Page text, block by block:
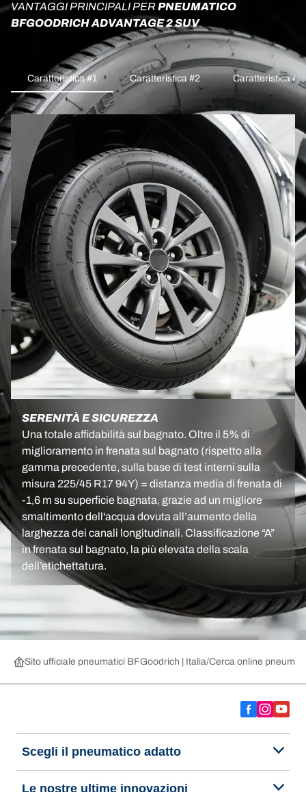
VANTAGGI PRINCIPALI PERPNEUMATICO
BFGOODRICH ADVANTAGE 2 SUV
Caratteristica #1 Caratteristica #2 Caratteristica #3
SERENITÀ E SICUREZZA
Una totale affidabilità sul bagnato. Oltre il 5% di
miglioramento in frenata sul bagnato (rispetto alla
gamma precedente, sulla base di test interni sulla
misura 225/45 R17 94Y) = distanza media di frenata di
-1,6 m su superficie bagnata, grazie ad un migliore
smaltimento dell'acqua dovuta all’aumento della
larghezza dei canali longitudinali. Classificazione “A”
in frenata sul bagnato, la più elevata della scala
dell’etichettatura.
Sito ufficiale pneumatici BFGoodrich | Italia Cerca online
Scegli il pneumatico adatto
Le nostre ultime innovazioni